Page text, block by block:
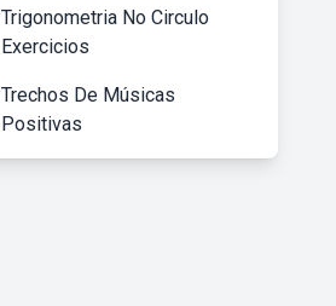
Trigonometria No Circulo
Exercicios
Trechos De Músicas
Positivas